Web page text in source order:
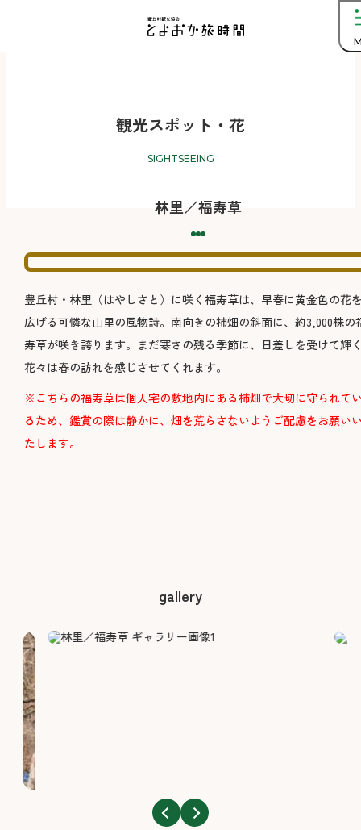
観光スポット・花
SIGHTSEEING
林里／福寿草
豊丘村・林里（はやしさと）に咲く福寿草は、早春に黄金色の花
広げる可憐な山里の風物詩。南向きの柿畑の斜面に、約3,000株の
寿草が咲き誇ります。まだ寒さの残る季節に、日差しを受けて輝
花々は春の訪れを感じさせてくれます。
※こちらの福寿草は個人宅の敷地内にある柿畑で大切に守られて
るため、鑑賞の際は静かに、畑を荒らさないようご配慮をお願い
たします。
gallery